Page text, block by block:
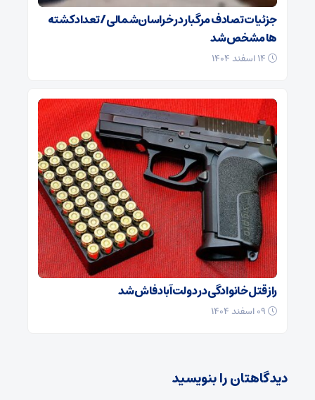
جزئیات تصادف مرگبار در خراسان‌شمالی/ تعداد کشته
ها مشخص شد
راز قتل خانوادگی در دولت‌آباد فاش شد
دیدگاهتان را بنویسید